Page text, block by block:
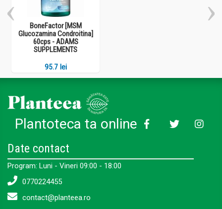
BoneFactor [MSM
Glucozamina Condroitina]
60cps - ADAMS
SUPPLEMENTS
95.7 lei
Plantoteca ta online
Date contact
Program: Luni - Vineri 09:00 - 18:00
0770224455
contact@planteea.ro